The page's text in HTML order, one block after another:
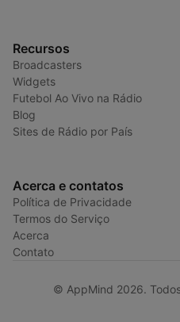
Recursos
Broadcasters
Widgets
Futebol Ao Vivo na Rádio
Blog
Sites de Rádio por País
Acerca e contatos
Política de Privacidade
Termos do Serviço
Acerca
Contato
© AppMind 2026.